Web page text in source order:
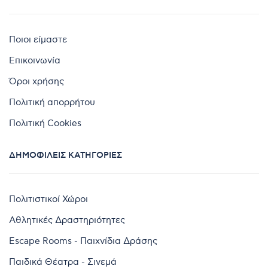
Ποιοι είμαστε
Επικοινωνία
Όροι χρήσης
Πολιτική απορρήτου
Πολιτική Cookies
ΔΗΜΟΦΙΛΕΊΣ ΚΑΤΗΓΟΡΊΕΣ
Πολιτιστικοί Χώροι
Αθλητικές Δραστηριότητες
Escape Rooms - Παιχνίδια Δράσης
Παιδικά Θέατρα - Σινεμά